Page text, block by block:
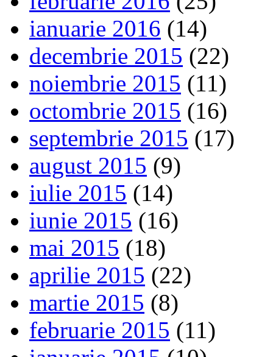
ianuarie 2016 (14)
decembrie 2015 (22)
noiembrie 2015 (11)
octombrie 2015 (16)
septembrie 2015 (17)
august 2015 (9)
iulie 2015 (14)
iunie 2015 (16)
mai 2015 (18)
aprilie 2015 (22)
martie 2015 (8)
februarie 2015 (11)